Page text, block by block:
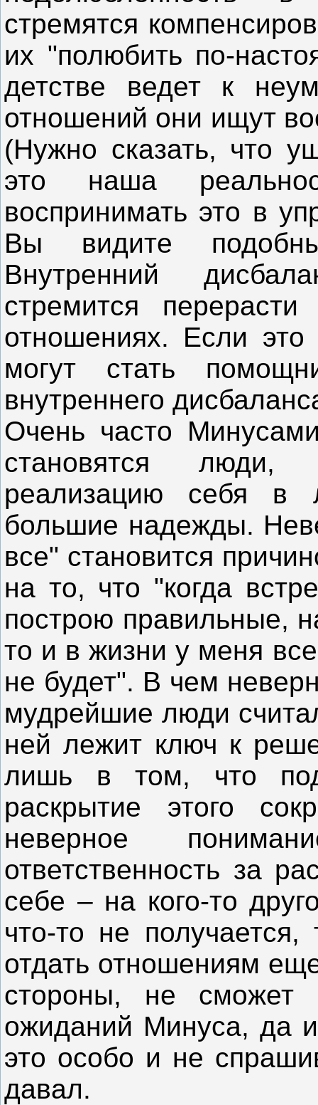
стремятся
их "полюбить по-
детстве ведет к
отношений они ищут
(Нужно сказать, что
это наша
воспринимать это в
Вы видите
Внутренний
стремится
отношениях. Если это
могут стать
внутреннего
Очень часто
становятся люди,
реализацию себя в
большие надежды.
все" становится
на то, что "когда
построю правильные,
то и в жизни у меня
не будет". В чем
мудрейшие люди
ней лежит ключ к
лишь в том, что
раскрытие этого
неверное
ответственность за
себе – на кого-то
что-то не
отдать отношениям
стороны, не сможет
ожиданий Минуса, да
это особо и не
давал.